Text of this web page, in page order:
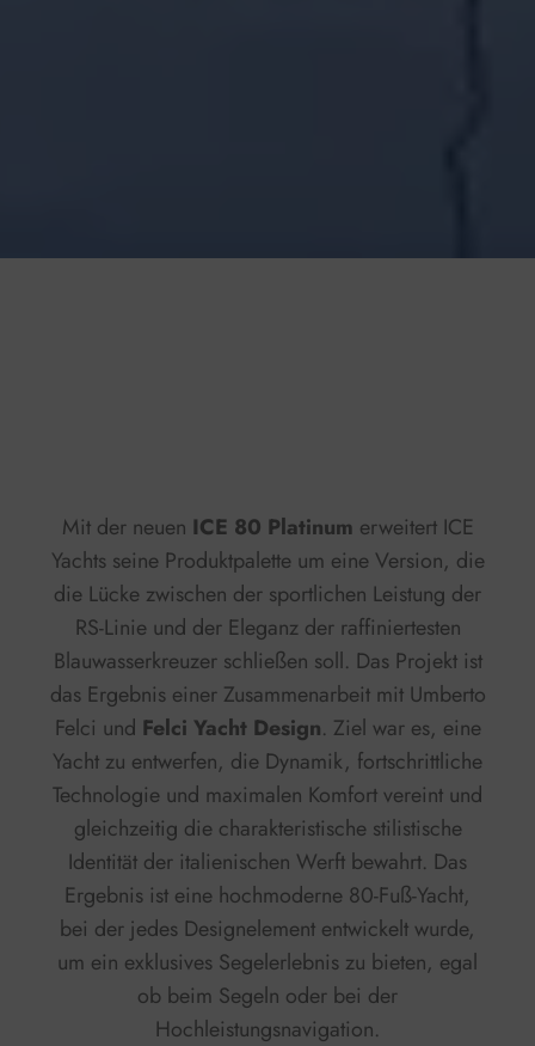
Mit der neuen ICE 80 Platinum erweitert ICE
Yachts seine Produktpalette um eine Version, die
die Lücke zwischen der sportlichen Leistung der
RS-Linie und der Eleganz der raffiniertesten
Blauwasserkreuzer schließen soll. Das Projekt ist
das Ergebnis einer Zusammenarbeit mit Umberto
Felci und Felci Yacht Design. Ziel war es, eine
Yacht zu entwerfen, die Dynamik, fortschrittliche
Technologie und maximalen Komfort vereint und
gleichzeitig die charakteristische stilistische
Identität der italienischen Werft bewahrt. Das
Ergebnis ist eine hochmoderne 80-Fuß-Yacht,
bei der jedes Designelement entwickelt wurde,
um ein exklusives Segelerlebnis zu bieten, egal
ob beim Segeln oder bei der
Hochleistungsnavigation.